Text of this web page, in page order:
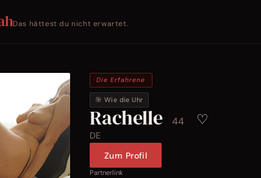
Das hättest du nicht erwartet.
Die Erfahrene
🎯 Wie die Uhr
Rachelle 44 ♡
DE
Zum Profil
Partnerlink